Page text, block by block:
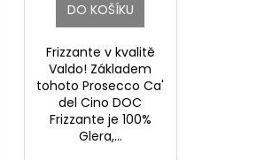
DO KOŠÍKU
Frizzante v kvalitě
Valdo! Základem
tohoto Prosecco Ca'
del Cino DOC
Frizzante je 100%
Glera,...